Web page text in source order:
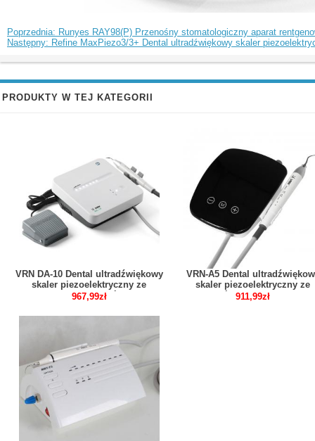
Poprzednia: Runyes RAY98(P) Przenośny stomatologiczny aparat
Następny: Refine MaxPiezo3/3+ Dental ultradźwiękowy skaler
PRODUKTY W TEJ KATEGORII
VRN DA-10 Dental ultradźwiękowy
skaler piezoelektryczny ze
zdejmowaną rękojeścią LED
967,99zł
VRN-A5 Dental
skaler piezoelektryczny ze
światłem LED
911,99zł